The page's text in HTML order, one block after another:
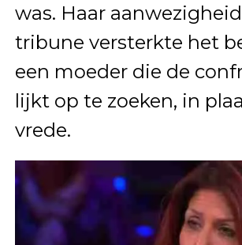
was. Haar
tribune versterkte het
een moeder die de
lijkt op te zoeken, in
vrede.